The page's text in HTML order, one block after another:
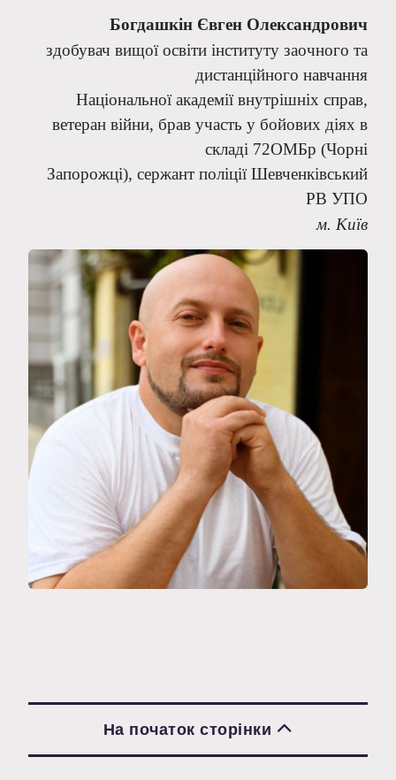
Богдашкін Євген Олександрович
здобувач вищої освіти інституту заочного та
дистанційного навчання
Національної академії внутрішніх справ,
ветеран війни, брав участь у бойових діях в
складі 72ОМБр (Чорні
Запорожці), сержант поліції Шевченківський
РВ УПО
м. Київ
На початок сторінки